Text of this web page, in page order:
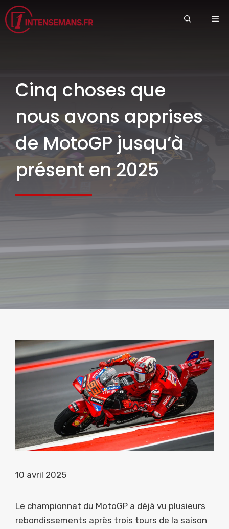
Aller
au
contenu
Cinq choses que
nous avons apprises
de MotoGP jusqu’à
présent en 2025
10 avril 2025
Le championnat du MotoGP a déjà vu plusieurs
rebondissements après trois tours de la saison